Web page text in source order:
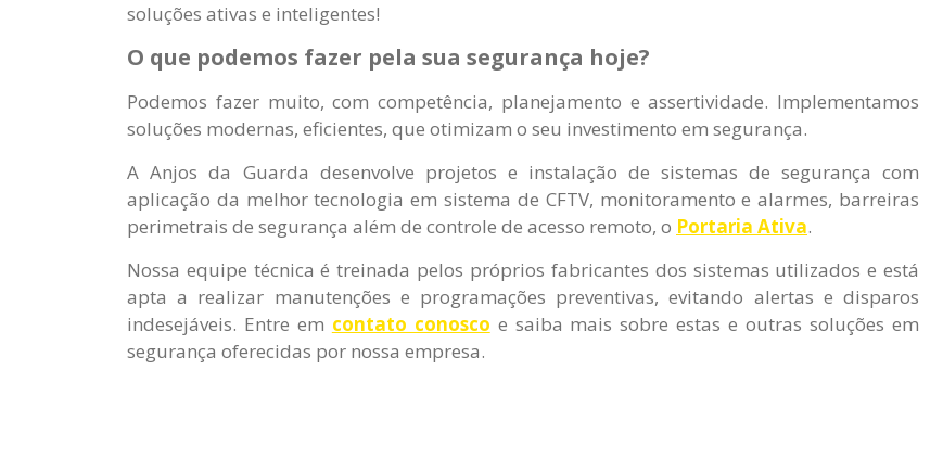
soluções ativas e inteligentes!
O que podemos fazer pela sua segurança hoje?
Podemos fazer muito, com competência, planejamento e assertividade. Implementamos
soluções modernas, eficientes, que otimizam o seu investimento em segurança.
A Anjos da Guarda desenvolve projetos e instalação de sistemas de segurança com
aplicação da melhor tecnologia em sistema de CFTV, monitoramento e alarmes, barreiras
perimetrais de segurança além de controle de acesso remoto, o Portaria Ativa.
Nossa equipe técnica é treinada pelos próprios fabricantes dos sistemas utilizados e está
apta a realizar manutenções e programações preventivas, evitando alertas e disparos
indesejáveis. Entre em contato conosco e saiba mais sobre estas e outras soluções em
segurança oferecidas por nossa empresa.